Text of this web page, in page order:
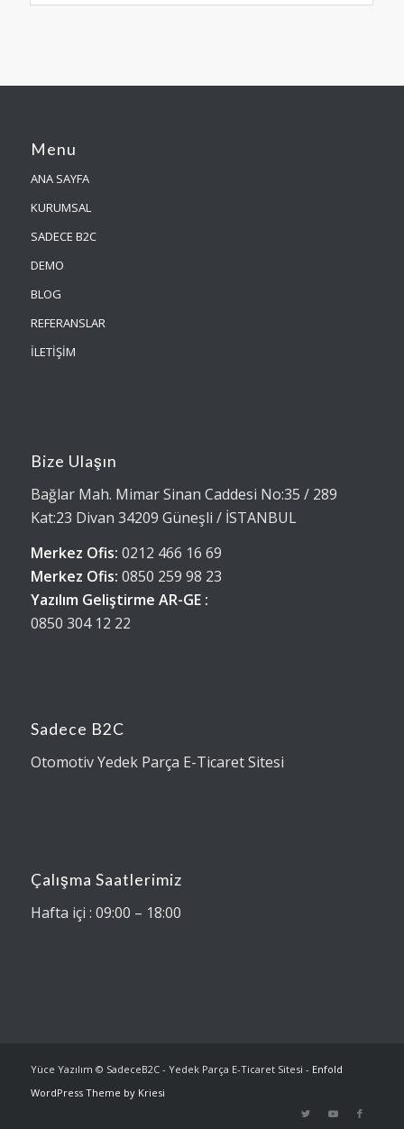
Menu
ANA SAYFA
KURUMSAL
SADECE B2C
DEMO
BLOG
REFERANSLAR
İLETİŞİM
Bize Ulaşın
Bağlar Mah. Mimar Sinan Caddesi No:35 / 289
Kat:23 Divan 34209 Güneşli / İSTANBUL
Merkez Ofis: 0212 466 16 69
Merkez Ofis: 0850 259 98 23
Yazılım Geliştirme AR-GE :
0850 304 12 22
Sadece B2C
Otomotiv Yedek Parça E-Ticaret Sitesi
Çalışma Saatlerimiz
Hafta içi : 09:00 – 18:00
Yüce Yazılım © SadeceB2C - Yedek Parça E-Ticaret Sitesi - Enfold
WordPress Theme by Kriesi